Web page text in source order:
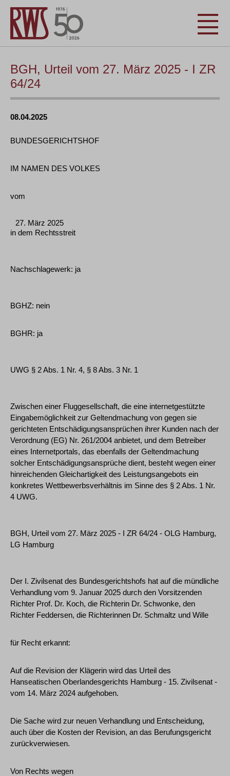
BGH, Urteil vom 27. März 2025 - I ZR
64/24
08.04.2025
BUNDESGERICHTSHOF
IM NAMEN DES VOLKES
vom
27. März 2025
in dem Rechtsstreit
Nachschlagewerk: ja
BGHZ: nein
BGHR: ja
UWG § 2 Abs. 1 Nr. 4, § 8 Abs. 3 Nr. 1
Zwischen einer Fluggesellschaft, die eine internetgestützte
Eingabemöglichkeit zur Geltendmachung von gegen sie
gerichteten Entschädigungsansprüchen ihrer Kunden nach der
Verordnung (EG) Nr. 261/2004 anbietet, und dem Betreiber
eines Internetportals, das ebenfalls der Geltendmachung
solcher Entschädigungsansprüche dient, besteht wegen einer
hinreichenden Gleichartigkeit des Leistungsangebots ein
konkretes Wettbewerbsverhältnis im Sinne des § 2 Abs. 1 Nr.
4 UWG.
BGH, Urteil vom 27. März 2025 - I ZR 64/24 - OLG Hamburg,
LG Hamburg
Der I. Zivilsenat des Bundesgerichtshofs hat auf die mündliche
Verhandlung vom 9. Januar 2025 durch den Vorsitzenden
Richter Prof. Dr. Koch, die Richterin Dr. Schwonke, den
Richter Feddersen, die Richterinnen Dr. Schmaltz und Wille
für Recht erkannt:
Auf die Revision der Klägerin wird das Urteil des
Hanseatischen Oberlandesgerichts Hamburg - 15. Zivilsenat -
vom 14. März 2024 aufgehoben.
Die Sache wird zur neuen Verhandlung und Entscheidung,
auch über die Kosten der Revision, an das Berufungsgericht
zurückverwiesen.
Von Rechts wegen